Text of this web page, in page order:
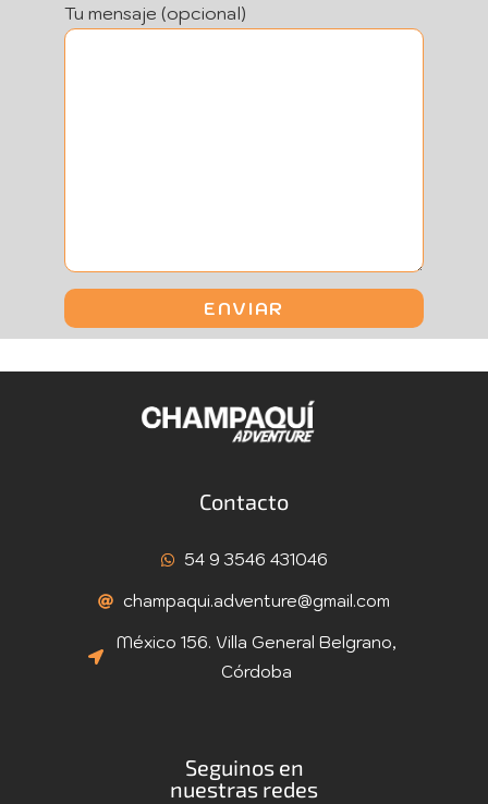
Tu mensaje (opcional)
Contacto
54 9 3546 431046
champaqui.adventure@gmail.com
México 156. Villa General Belgrano,
Córdoba
Seguinos en
nuestras redes